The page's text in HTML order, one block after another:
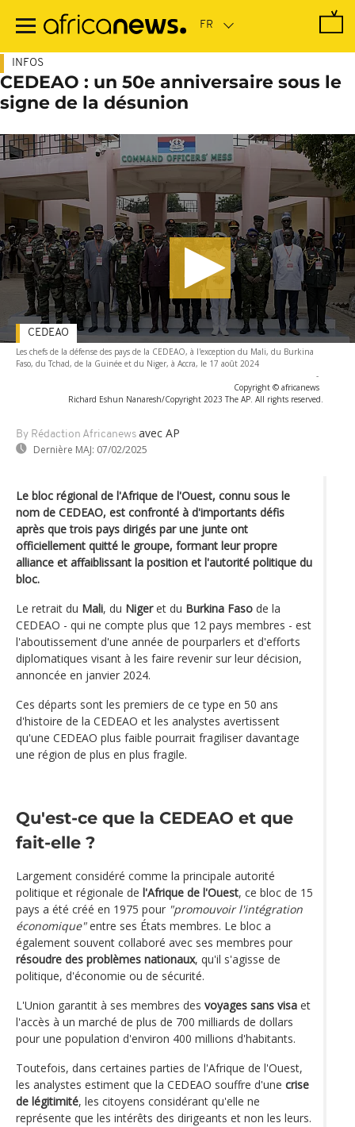
contenu
INFOS
CEDEAO : un 50e anniversaire sous le
signe de la désunion
Les chefs de la défense des pays de la CEDEAO, à l'exception du Mali, du Burkina
Faso, du Tchad, de la Guinée et du Niger, à Accra, le 17 août 2024
-
Copyright © africanews
Richard Eshun Nanaresh/Copyright 2023 The AP. All rights reserved.
By Rédaction Africanews avec AP
Dernière MAJ: 07/02/2025
CEDEAO
Le bloc régional de l'Afrique de l'Ouest, connu sous le
nom de CEDEAO, est confronté à d'importants défis
après que trois pays dirigés par une junte ont
officiellement quitté le groupe, formant leur propre
alliance et affaiblissant la position et l'autorité politique du
bloc.
Le retrait du Mali, du Nigeret du Burkina Faso de la
CEDEAO - qui ne compte plus que 12 pays membres - est
l'aboutissement d'une année de pourparlers et d'efforts
diplomatiques visant à les faire revenir sur leur décision,
annoncée en janvier 2024.
Ces départs sont les premiers de ce type en 50 ans
d'histoire de la CEDEAO et les analystes avertissent
qu'une CEDEAO plus faible pourrait fragiliser davantage
une région de plus en plus fragile.
Qu'est-ce que la CEDEAO et que
fait-elle ?
Largement considéré comme la principale autorité
politique et régionale de l'Afrique de l'Ouest, ce bloc de 15
pays a été créé en 1975 pour "promouvoir l'intégration
économique"entre ses États membres. Le bloc a
également souvent collaboré avec ses membres pour
résoudre des problèmes nationaux, qu'il s'agisse de
politique, d'économie ou de sécurité.
L'Union garantit à ses membres des voyages sans visa et
l'accès à un marché de plus de 700 milliards de dollars
pour une population d'environ 400 millions d'habitants.
Toutefois, dans certaines parties de l'Afrique de l'Ouest,
les analystes estiment que la CEDEAO souffre d'une crise
de légitimité, les citoyens considérant qu'elle ne
représente que les intérêts des dirigeants et non les leurs.